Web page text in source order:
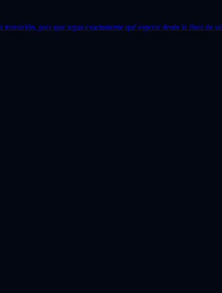
para que sepas exactamente qué esperar desde la línea de